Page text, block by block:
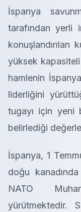
İspanya
tarafından yerli
yüksek kapasiteli
hamlenin
liderliğini
tugayı için yeni
belirlediği
İspanya, 1
doğu
NATO
yürütmektedir.